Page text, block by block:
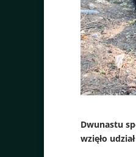
Dwunastu
wzięło